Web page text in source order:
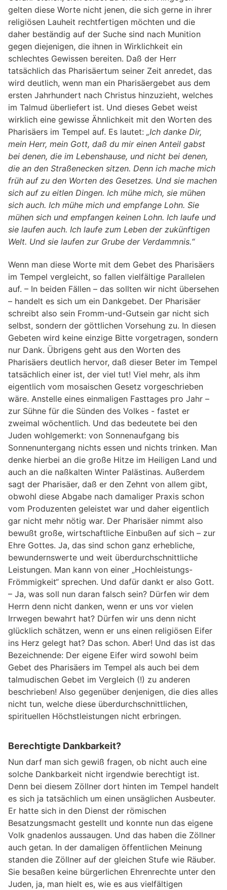
gelten diese Worte nicht jenen, die sich gerne in ihrer
religiösen Lauheit rechtfertigen möchten und die
daher beständig auf der Suche sind nach Munition
gegen diejenigen, die ihnen in Wirklichkeit ein
schlechtes Gewissen bereiten. Daß der Herr
tatsächlich das Pharisäertum seiner Zeit anredet, das
wird deutlich, wenn man ein Pharisäergebet aus dem
ersten Jahrhundert nach Christus hinzuzieht, welches
im Talmud überliefert ist. Und dieses Gebet weist
wirklich eine gewisse Ähnlichkeit mit den Worten des
Pharisäers im Tempel auf. Es lautet: „Ich danke Dir,
mein Herr, mein Gott, daß du mir einen Anteil gabst
bei denen, die im Lebenshause, und nicht bei denen,
die an den Straßenecken sitzen. Denn ich mache mich
früh auf zu den Worten des Gesetzes. Und sie machen
sich auf zu eitlen Dingen. Ich mühe mich, sie mühen
sich auch. Ich mühe mich und empfange Lohn. Sie
mühen sich und empfangen keinen Lohn. Ich laufe und
sie laufen auch. Ich laufe zum Leben der zukünftigen
Welt. Und sie laufen zur Grube der Verdammnis.“
Wenn man diese Worte mit dem Gebet des Pharisäers
im Tempel vergleicht, so fallen vielfältige Parallelen
auf. – In beiden Fällen – das sollten wir nicht übersehen
– handelt es sich um ein Dankgebet. Der Pharisäer
schreibt also sein Fromm-und-Gutsein gar nicht sich
selbst, sondern der göttlichen Vorsehung zu. In diesen
Gebeten wird keine einzige Bitte vorgetragen, sondern
nur Dank. Übrigens geht aus den Worten des
Pharisäers deutlich hervor, daß dieser Beter im Tempel
tatsächlich einer ist, der viel tut! Viel mehr, als ihm
eigentlich vom mosaischen Gesetz vorgeschrieben
wäre. Anstelle eines einmaligen Fasttages pro Jahr –
zur Sühne für die Sünden des Volkes - fastet er
zweimal wöchentlich. Und das bedeutete bei den
Juden wohlgemerkt: von Sonnenaufgang bis
Sonnenuntergang nichts essen und nichts trinken. Man
denke hierbei an die große Hitze im Heiligen Land und
auch an die naßkalten Winter Palästinas. Außerdem
sagt der Pharisäer, daß er den Zehnt von allem gibt,
obwohl diese Abgabe nach damaliger Praxis schon
vom Produzenten geleistet war und daher eigentlich
gar nicht mehr nötig war. Der Pharisäer nimmt also
bewußt große, wirtschaftliche Einbußen auf sich – zur
Ehre Gottes. Ja, das sind schon ganz erhebliche,
bewundernswerte und weit überdurchschnittliche
Leistungen. Man kann von einer „Hochleistungs-
Frömmigkeit“ sprechen. Und dafür dankt er also Gott.
– Ja, was soll nun daran falsch sein? Dürfen wir dem
Herrn denn nicht danken, wenn er uns vor vielen
Irrwegen bewahrt hat? Dürfen wir uns denn nicht
glücklich schätzen, wenn er uns einen religiösen Eifer
ins Herz gelegt hat? Das schon. Aber! Und das ist das
Bezeichnende: Der eigene Eifer wird sowohl beim
Gebet des Pharisäers im Tempel als auch bei dem
talmudischen Gebet im Vergleich (!) zu anderen
beschrieben! Also gegenüber denjenigen, die dies alles
nicht tun, welche diese überdurchschnittlichen,
spirituellen Höchstleistungen nicht erbringen.
Berechtigte Dankbarkeit?
Nun darf man sich gewiß fragen, ob nicht auch eine
solche Dankbarkeit nicht irgendwie berechtigt ist.
Denn bei diesem Zöllner dort hinten im Tempel handelt
es sich ja tatsächlich um einen unsäglichen Ausbeuter.
Er hatte sich in den Dienst der römischen
Besatzungsmacht gestellt und konnte nun das eigene
Volk gnadenlos aussaugen. Und das haben die Zöllner
auch getan. In der damaligen öffentlichen Meinung
standen die Zöllner auf der gleichen Stufe wie Räuber.
Sie besaßen keine bürgerlichen Ehrenrechte unter den
Juden, ja, man hielt es, wie es aus vielfältigen